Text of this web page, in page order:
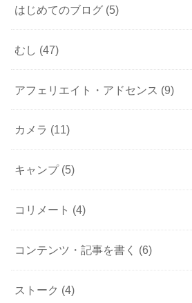
はじめてのブログ (5)
むし (47)
アフェリエイト・アドセンス (9)
カメラ (11)
キャンプ (5)
コリメート (4)
コンテンツ・記事を書く (6)
ストーク (4)